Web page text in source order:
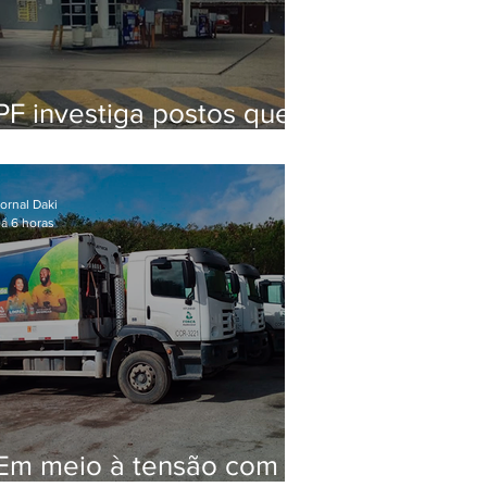
investiga postos que
de secretário
em 2020
meio à tensão com
Daki
6 horas